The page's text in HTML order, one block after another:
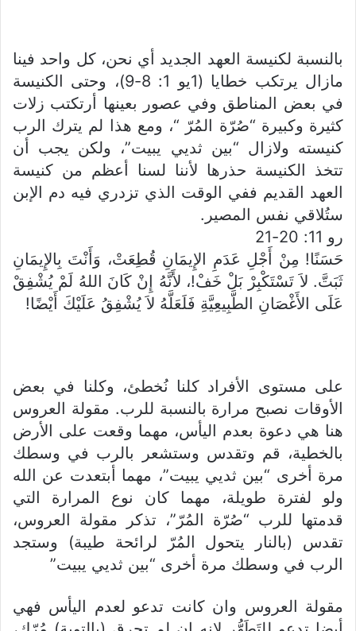
بالنسبة لكنيسة العهد الجديد أي نحن، كل واحد فينا
مازال يرتكب خطايا (1يو 1: 8-9)، وحتى الكنيسة
في بعض المناطق وفي عصور بعينها أرتكتب زلات
كثيرة وكبيرة “صُرّة المُرّ “، ومع هذا لم يترك الرب
كنيسته ولازال “بين ثديي يبيت”، ولكن يجب أن
تتخذ الكنيسة حذرها لأننا لسنا أعظم من كنيسة
العهد القديم ففي الوقت الذي تزدري فيه دم الإبن
ستُلاقي نفس المصير.
رو 11: 20-21
حَسَنًا! مِنْ أَجْلِ عَدَمِ الإِيمَانِ قُطِعَتْ، وَأَنْتَ بِالإِيمَانِ
ثَبَتَّ. لاَ تَسْتَكْبِرْ بَلْ خَفْ!، لأَنَّهُ إِنْ كَانَ اللهُ لَمْ يُشْفِقْ
عَلَى الأَغْصَانِ الطَّبِيعِيَّةِ فَلَعَلَّهُ لاَ يُشْفِقُ عَلَيْكَ أَيْضًا!
على مستوى الأفراد كلنا نُخطئ، وكلنا في بعض
الأوقات نصبح مرارة بالنسبة للرب. مقولة العروس
هنا هي دعوة بعدم اليأس، مهما وقعت على الأرض
بالخطية، قم وتقدس وستشعر بالرب في وسطك
مرة أخرى “بين ثديي يبيت”، مهما أبتعدت عن الله
ولو لفترة طويلة، مهما كان نوع المرارة التي
قدمتها للرب “صُرّة المُرّ”، تذكر مقولة العروس،
تقدس (بالنار يتحول المُرّ لرائحة طيبة) وستجد
الرب في وسطك مرة أخرى “بين ثديي يبيت”
مقولة العروس وان كانت تدعو لعدم اليأس فهي